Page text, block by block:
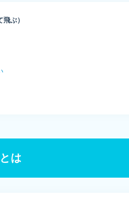
ぶ）
は